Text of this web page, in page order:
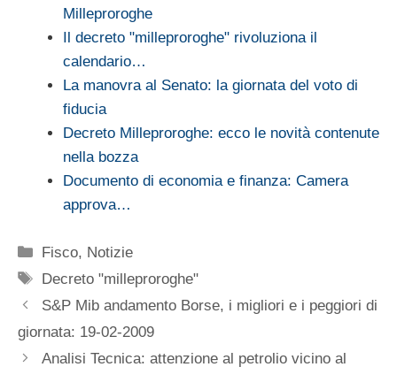
Milleproroghe
Il decreto "milleproroghe" rivoluziona il
calendario…
La manovra al Senato: la giornata del voto di
fiducia
Decreto Milleproroghe: ecco le novità contenute
nella bozza
Documento di economia e finanza: Camera
approva…
Categorie
Fisco, Notizie
Tag
Decreto "milleproroghe"
S&P Mib andamento Borse, i migliori e i peggiori di
giornata: 19-02-2009
Analisi Tecnica: attenzione al petrolio vicino al